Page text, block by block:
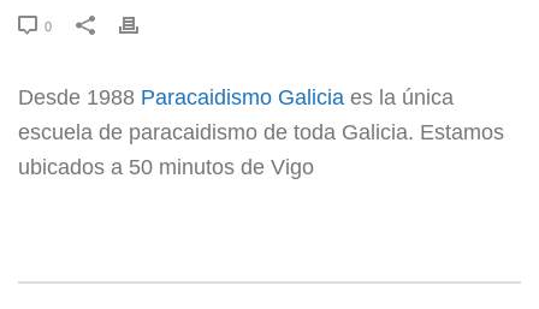
0
Desde 1988 Paracaidismo Galicia es la única
escuela de paracaidismo de toda Galicia. Estamos
ubicados a 50 minutos de Vigo